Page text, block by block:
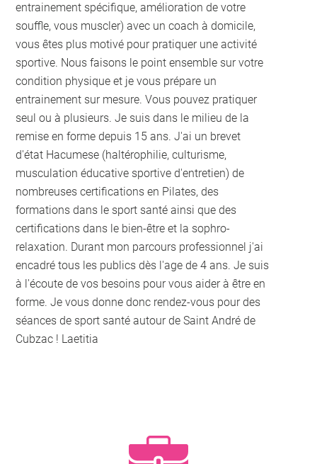
entrainement spécifique, amélioration de votre
souffle, vous muscler) avec un coach à domicile,
vous êtes plus motivé pour pratiquer une activité
sportive. Nous faisons le point ensemble sur votre
condition physique et je vous prépare un
entrainement sur mesure. Vous pouvez pratiquer
seul ou à plusieurs. Je suis dans le milieu de la
remise en forme depuis 15 ans. J'ai un brevet
d'état Hacumese (haltérophilie, culturisme,
musculation éducative sportive d'entretien) de
nombreuses certifications en Pilates, des
formations dans le sport santé ainsi que des
certifications dans le bien-être et la sophro-
relaxation. Durant mon parcours professionnel j'ai
encadré tous les publics dès l'age de 4 ans. Je suis
à l'écoute de vos besoins pour vous aider à être en
forme. Je vous donne donc rendez-vous pour des
séances de sport santé autour de Saint André de
Cubzac ! Laetitia